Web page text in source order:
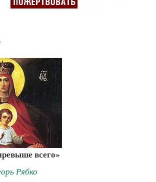
всего»
Рябко